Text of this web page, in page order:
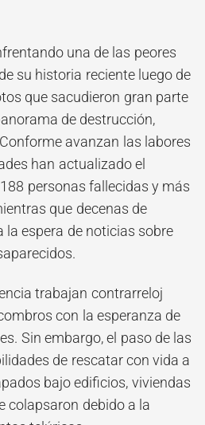
una de las peores
su historia reciente luego de
que sacudieron gran parte
de destrucción,
avanzan las labores
han actualizado el
personas fallecidas y más
que decenas de
espera de noticias sobre
trabajan contrarreloj
con la esperanza de
Sin embargo, el paso de las
de rescatar con vida a
bajo edificios, viviendas
colapsaron debido a la